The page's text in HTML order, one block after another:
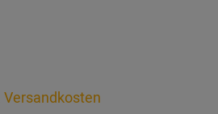
Versandkosten